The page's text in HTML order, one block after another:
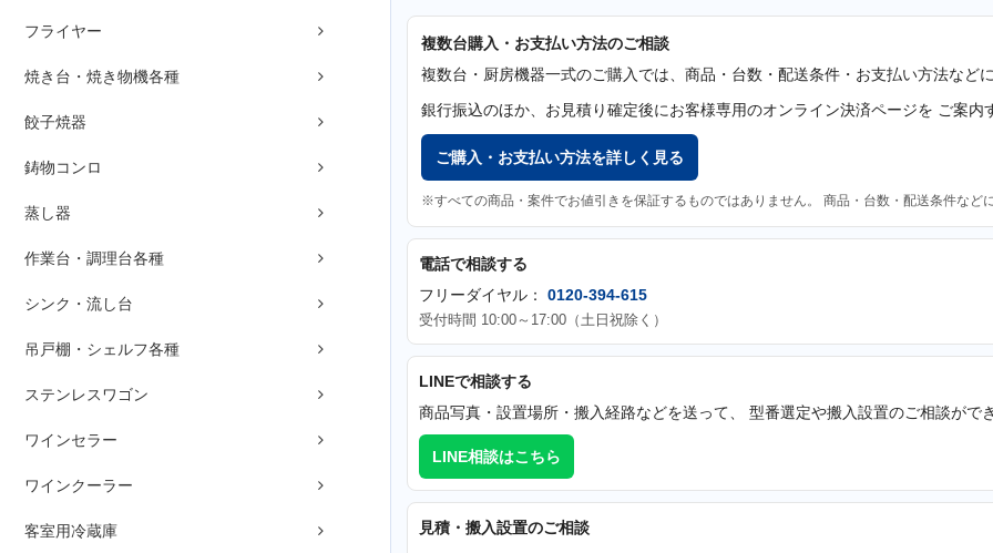
フライヤー
焼き台・焼き物機各種
餃子焼器
鋳物コンロ
蒸し器
作業台・調理台各種
シンク・流し台
吊戸棚・シェルフ各種
ステンレスワゴン
ワインセラー
ワインクーラー
客室用冷蔵庫
複数台購入・お支払い方法のご相談
複数台・厨房機器一式のご購入では、商品・台数・配送条件・お支払い方法など
銀行振込のほか、お見積り確定後にお客様専用のオンライン決済ページを ご案内
ご購入・お支払い方法を詳しく見る
※すべての商品・案件でお値引きを保証するものではありません。 商品・台数・配送条件など
電話で相談する
フリーダイヤル： 0120-394-615
受付時間 10:00～17:00（土日祝除く）
LINEで相談する
商品写真・設置場所・搬入経路などを送って、 型番選定や搬入設置のご相談ができ
LINE相談はこちら
見積・搬入設置のご相談